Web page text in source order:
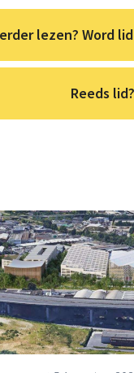
lezen? Word
Reeds